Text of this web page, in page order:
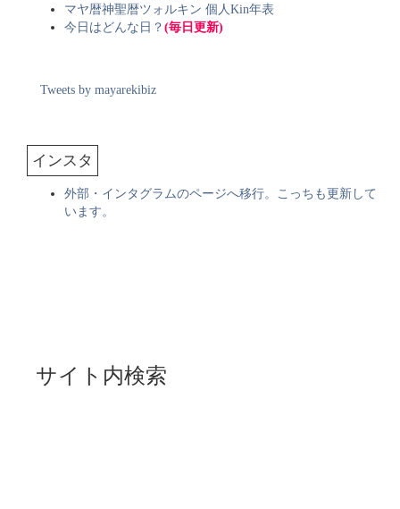
マヤ暦神聖暦ツォルキン 個人Kin年表
今日はどんな日？ (毎日更新)
Tweets by mayarekibiz
インスタ
外部・インタグラムのページへ移行。こっちも更新して
います。
サイト内検索